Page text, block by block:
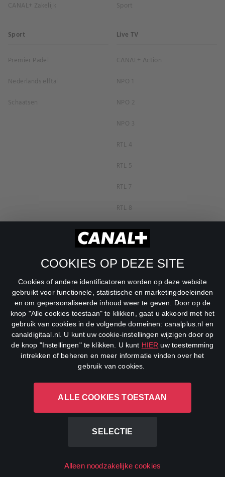
COOKIES OP DEZE SITE
Cookies of andere identificatoren worden op deze website
gebruikt voor functionele, statistische en marketingdoeleinden
en om gepersonaliseerde inhoud weer te geven. Door op de
knop "Alle cookies toestaan" te klikken, gaat u akkoord met het
gebruik van cookies in de volgende domeinen: canalplus.nl en
canaldigitaal.nl. U kunt uw cookie-instellingen wijzigen door op
de knop "Instellingen" te klikken. U kunt HIER uw toestemming
intrekken of beheren en meer informatie vinden over het
gebruik van cookies.
ALLE COOKIES TOESTAAN
SELECTIE
Alleen noodzakelijke cookies
CANAL+ Zakelijk
Sport
Sport
Premier Padel
Nederlands elftal
Schaatsen
Live TV
CANAL+ Action
NPO 1
NPO 2
NPO 3
RTL 4
RTL 5
RTL 7
RTL 8
RTL Z
SBS6
Veronica
DreamWorks Channel
CANAL+ Luxembourg S. à r.l., Rue Albert Borschette 4, L-1246